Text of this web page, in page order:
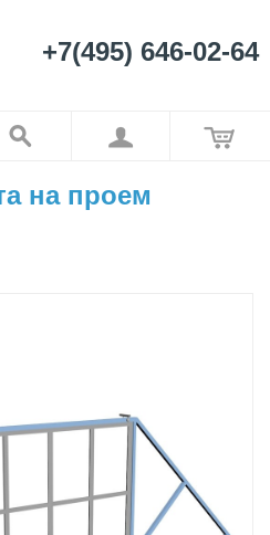
+7(495) 646-02-64
на проем